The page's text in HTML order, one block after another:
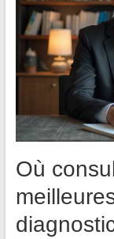
Où